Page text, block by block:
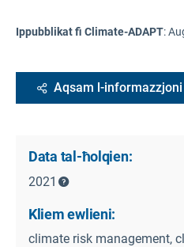
Ippubblikat fi Climate-ADAPT:
Aqsam l-
Data tal-ħolqien:
2021
Kliem ewlieni:
climate risk management,